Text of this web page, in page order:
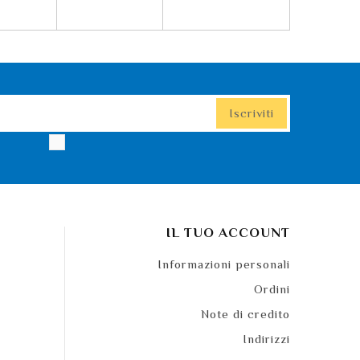
IL TUO ACCOUNT
Informazioni personali
Ordini
Note di credito
Indirizzi